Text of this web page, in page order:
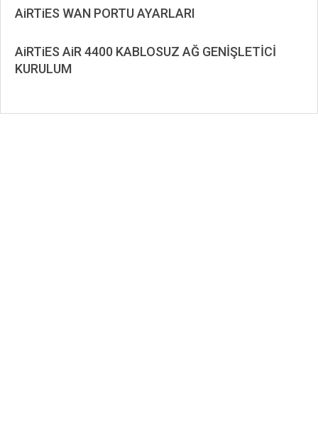
AiRTiES WAN PORTU AYARLARI
09-
27
AiRTiES AiR 4400 KABLOSUZ AĞ GENİŞLETİCİ
KURULUM